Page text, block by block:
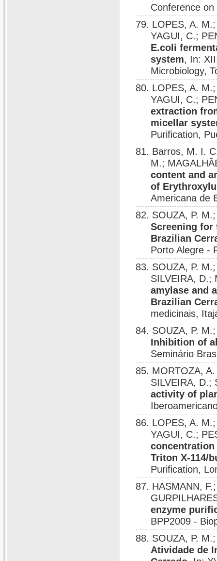
Conference
79. LOPES, A.
YAGUI, C.;
E.coli
system, In:
Microbiology,
80. LOPES, A.
YAGUI, C.;
extraction
micellar
Purification,
81. Barros, M. I.
M.;
content and
of
Americana de
82. SOUZA, P.
Screening
Brazilian
Porto Alegre -
83. SOUZA, P.
SILVEIRA, D.;
amylase and
Brazilian
medicinais,
84. SOUZA, P.
Inhibition of
Seminário
85. MORTOZA,
SILVEIRA, D.;
activity of
86. LOPES, A.
YAGUI, C.;
Triton X-114/
Purification,
87. HASMANN,
enzyme
BPP2009 -
88. SOUZA, P.
Atividade de